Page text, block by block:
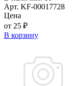
Арт. KF-00017728
Цена
от 25 ₽
В корзину